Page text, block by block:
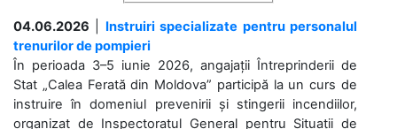
04.06.2026
Instruiri specializate pentru personalul
trenurilor de pompieri
În perioada 3–5 iunie 2026, angajații Întreprinderii de
Stat „Calea Ferată din Moldova” participă la un curs de
instruire în domeniul prevenirii și stingerii incendiilor,
organizat de Inspectoratul General pentru Situații de